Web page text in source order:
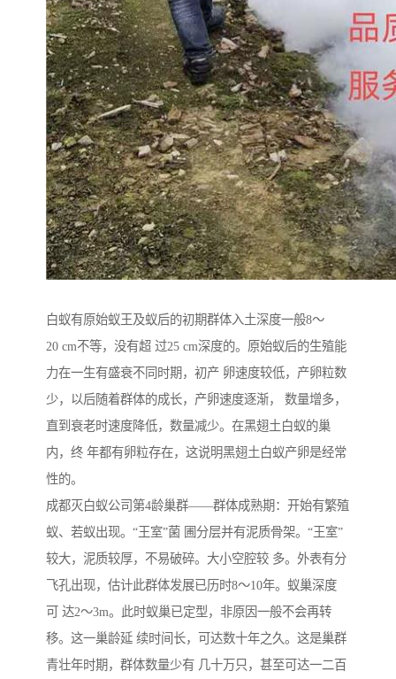
白蚁有原始蚁王及蚁后的初期群体入土深度一般8～
20 cm不等，没有超 过25 cm深度的。原始蚁后的生殖能
力在一生有盛衰不同时期，初产 卵速度较低，产卵粒数
少，以后随着群体的成长，产卵速度逐渐， 数量增多，
直到衰老时速度降低，数量减少。在黑翅土白蚁的巢
内，终 年都有卵粒存在，这说明黑翅土白蚁产卵是经常
性的。
成都灭白蚁公司第4龄巢群——群体成熟期：开始有繁殖
蚁、若蚁出现。“王室”菌 圃分层并有泥质骨架。“王室”
较大，泥质较厚，不易破碎。大小空腔较 多。外表有分
飞孔出现，估计此群体发展已历时8～10年。蚁巢深度
可 达2～3m。此时蚁巢已定型，非原因一般不会再转
移。这一巢龄延 续时间长，可达数十年之久。这是巢群
青壮年时期，群体数量少有 几十万只，甚至可达一二百